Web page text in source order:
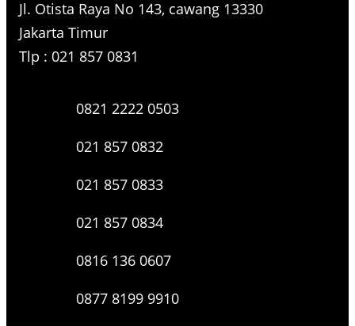
Jl. Otista Raya No 143, cawang 13330
Jakarta Timur
Tlp : 021 857 0831
0821 2222 0503
021 857 0832
021 857 0833
021 857 0834
0816 136 0607
0877 8199 9910